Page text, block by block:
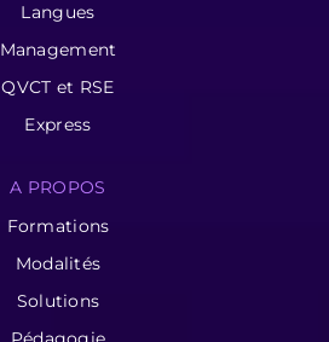
Langues
Management
QVCT et RSE
Express
A PROPOS
Formations
Modalités
Solutions